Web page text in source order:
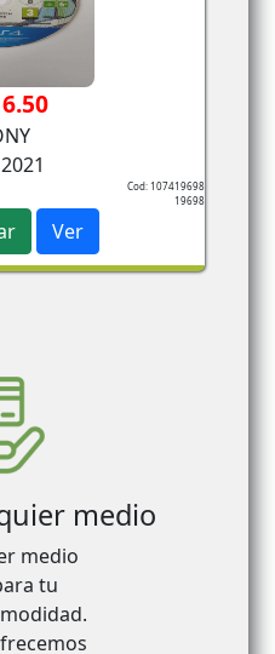
Cod: 107419698
19698
Ver
medio
medio
tu